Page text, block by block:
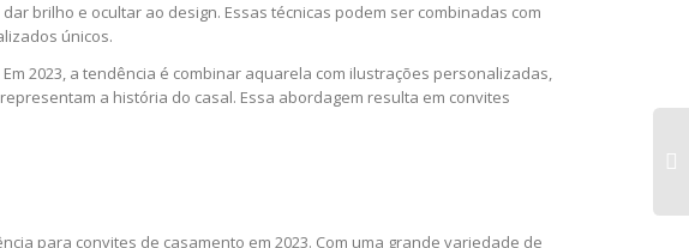
brilho e ocultar ao design. Essas técnicas podem ser combinadas com
únicos.
2023, a tendência é combinar aquarela com ilustrações personalizadas,
a história do casal. Essa abordagem resulta em convites
para convites de casamento em 2023. Com uma grande variedade de